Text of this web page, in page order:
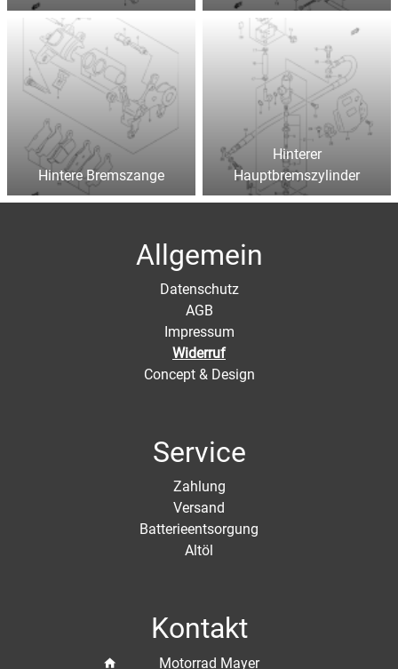
Hintere Bremszange
Hinterer
Hauptbremszylinder
Allgemein
Datenschutz
AGB
Impressum
Widerruf
Concept & Design
Service
Zahlung
Versand
Batterieentsorgung
Altöl
Kontakt
Motorrad Mayer